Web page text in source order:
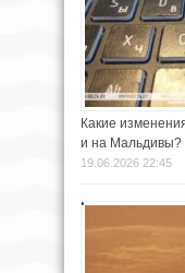
Какие
и на Мальдивы?
19.06.2026 22:45